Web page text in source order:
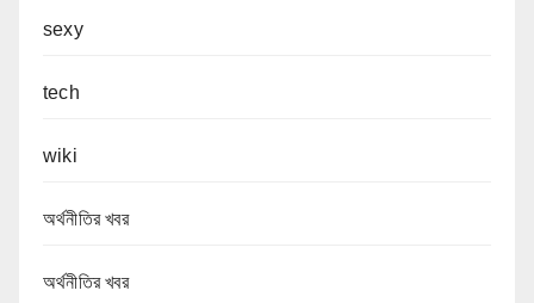
sexy
tech
wiki
অর্থনীতির খবর
অর্থনীতির খবর